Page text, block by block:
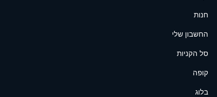
חנות
החשבון שלי
סל הקניות
קופה
בלוג